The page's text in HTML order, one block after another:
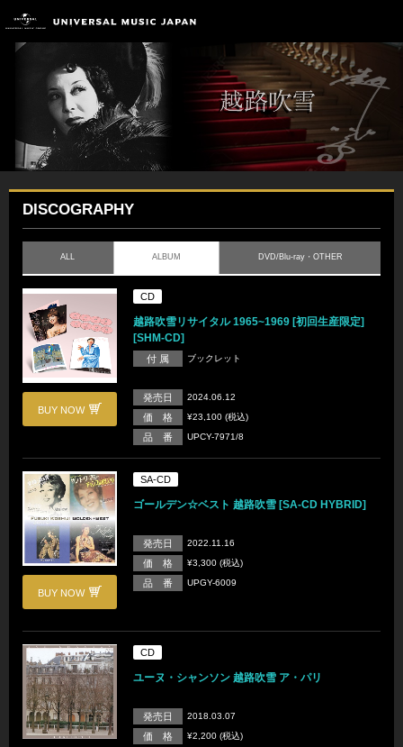
DISCOGRAPHY
ALL ALBUM DVD/Blu-ray・OTHER
BUY NOW
CD
越路吹雪リサイタル 1965~1969 [初回生産限定]
[SHM-CD]
付 属 ブックレット
発売日 2024.06.12
価 格 ¥23,100 (税込)
品 番 UPCY-7971/8
BUY NOW
SA-CD
ゴールデン☆ベスト 越路吹雪 [SA-CD HYBRID]
発売日 2022.11.16
価 格 ¥3,300 (税込)
品 番 UPGY-6009
CD
ユーヌ・シャンソン 越路吹雪 ア・パリ
発売日 2018.03.07
価 格 ¥2,200 (税込)